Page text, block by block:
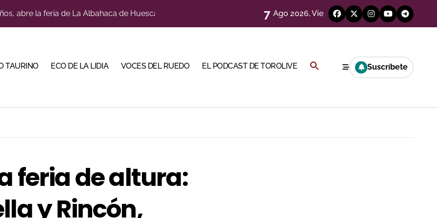
con alicientes y marcado acento torista
su temporada de figura y el palco niega el premio a Roca Rey
cuadro de honor de las Colombinas 2026
abre la corrida de seis rejoneadores en El Puerto de Santa María esta noche
7 Ago 2026, Vie
TAURINO ECO DE LA LIDIA VOCES DEL RUEDO EL PODCAST DE TOROLIVE Buscar: Suscríbete
feria de altura:
y Rincón,